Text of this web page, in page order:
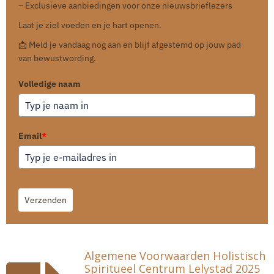
– Exclusieve aanbiedingen voor onze nieuwsbrieflezers
Laat je ziel voeden en je hart openen.
📩 Meld je vandaag nog aan en blijf afgestemd op jouw pad
van bewustwording.
Volledige naam
Email*
Verzenden
Algemene Voorwaarden Holistisch
Spiritueel Centrum Lelystad 2025